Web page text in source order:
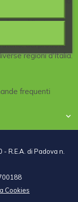
qualificate,
scientifica,
dei prodotti
regioni d'Italia.
frequenti

R.E.A. di Padova n.
Cookies